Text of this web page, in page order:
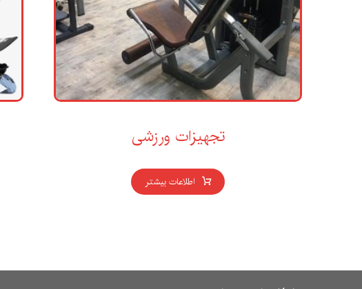
تجهیزات ورزشی
اطلاعات بیشتر